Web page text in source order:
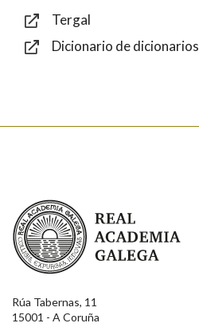
Tergal
Dicionario de dicionarios
Real Academia Galega
Rúa Tabernas, 11
15001 - A Coruña